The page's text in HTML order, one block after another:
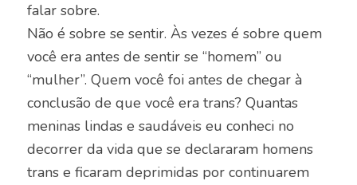
falar sobre.
Não é sobre se sentir. Às vezes é sobre quem
você era antes de sentir se “homem” ou
“mulher”. Quem você foi antes de chegar à
conclusão de que você era trans? Quantas
meninas lindas e saudáveis eu conheci no
decorrer da vida que se declararam homens
trans e ficaram deprimidas por continuarem